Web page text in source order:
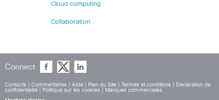
Cloud computing
Collaboration
Connect
Contacts Commentaires Aide Plan du Site Termes et conditions
Déclaration de
confidentialité
Politique sur les cookies
Marques commerciales